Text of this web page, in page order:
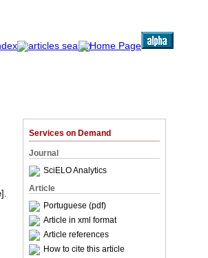
Services on Demand
Journal
SciELO Analytics
Article
Portuguese (pdf)
Article in xml format
Article references
How to cite this article